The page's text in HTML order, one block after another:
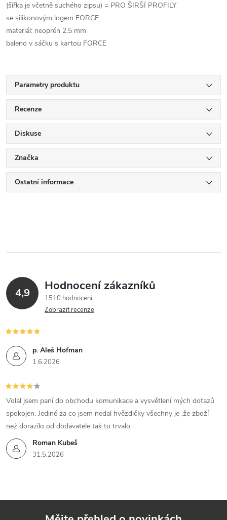
(šířka je včetně suchého zipsu) = PRO ŠIRŠÍ PROFILY
se silikonovým logem FORCE
materiál: neoprén 2,5 mm
baleno v sáčku s kartou FORCE
Parametry produktu
Recenze
Diskuse
Značka
Ostatní informace
4,9 Hodnocení zákazníků
1510 hodnocení
Zobrazit recenze
p. Aleš Hofman
1.6.2026
Roman Kubeš
31.5.2026
Volal jsem paní do obchodu komunikace a vysvětlení mých dotazů
spokojen. Jediné za co jsem nedal hvězdičky všechny je ,že zboží
než dorazilo od dodavatele tak to trvalo.